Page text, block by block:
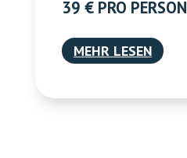
39 € PRO PERSON
MEHR LESEN